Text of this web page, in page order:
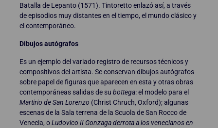
Batalla de Lepanto (1571). Tintoretto enlazó así, a través
de episodios muy distantes en el tiempo, el mundo clásico y
el contemporáneo.
Dibujos autógrafos
Es un ejemplo del variado registro de recursos técnicos y
compositivos del artista. Se conservan dibujos autógrafos
sobre papel de figuras que aparecen en esta y otras obras
contemporáneas salidas de su bottega: el modelo para el
Martirio de San Lorenzo (Christ Chruch, Oxford); algunas
escenas de la Sala terrena de la Scuola de San Rocco de
Venecia, oLudovico II Gonzaga derrota a los venecianos en